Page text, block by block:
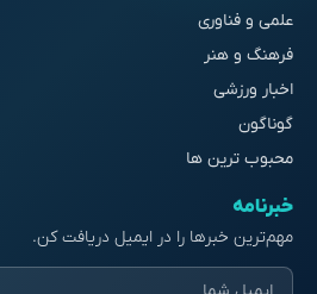
علمی و فناوری
فرهنگ و هنر
اخبار ورزشی
گوناگون
محبوب ترین ها
خبرنامه
مهم‌ترین خبرها را در ایمیل دریافت کن.